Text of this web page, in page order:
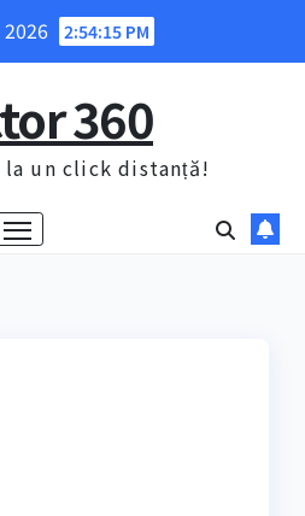
2:54:17 PM
360
un click distanță!